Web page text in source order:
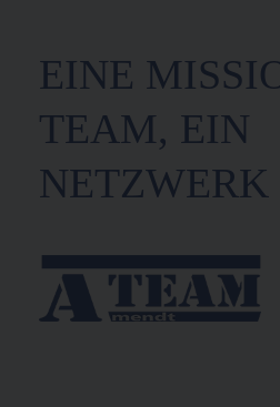
EINE
TEAM, EIN
NETZWERK